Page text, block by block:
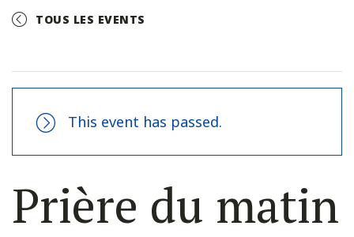
TOUS LES EVENTS
This event has passed.
Prière du matin